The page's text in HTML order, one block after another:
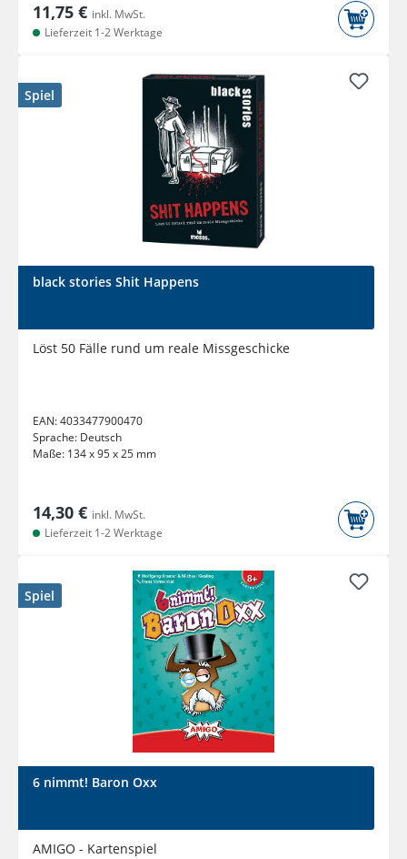
11,75 € inkl. MwSt.
Lieferzeit 1-2 Werktage
Spiel
black stories Shit Happens
Löst 50 Fälle rund um reale Missgeschicke
EAN:4033477900470
Sprache: Deutsch
Maße: 134 x 95 x 25 mm
14,30 € inkl. MwSt.
Lieferzeit 1-2 Werktage
Spiel
6 nimmt! Baron Oxx
AMIGO - Kartenspiel